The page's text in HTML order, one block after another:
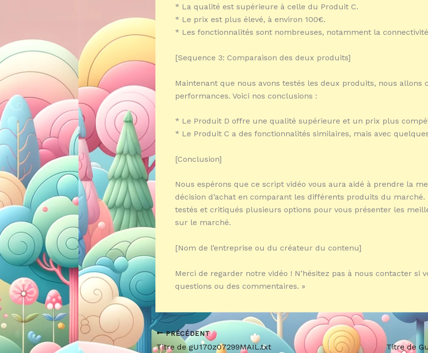
* La qualité est supérieure à celle du Produit C.
* Le prix est plus élevé, à environ 100€.
* Les fonctionnalités sont nombreuses, notamment la
[Sequence 3: Comparaison des deux produits]
Maintenant que nous avons testés les deux produits, nous allons
performances. Voici nos conclusions :
* Le Produit D offre une qualité supérieure et un prix plus
* Le Produit C a des fonctionnalités similaires, mais avec
[Conclusion]
Nous espérons que ce script vidéo vous aura aidé à prendre la
décision d’achat en comparant les différents produits du marché.
testés et critiqués plusieurs options pour vous présenter les
sur le marché.
[Nom de l’entreprise ou du créateur du contenu]
Merci de regarder notre vidéo ! N’hésitez pas à nous contacter si
questions ou des commentaires. »
PRÉCÉDENT
Titre de gU170z07299MAIL.txt Titre de